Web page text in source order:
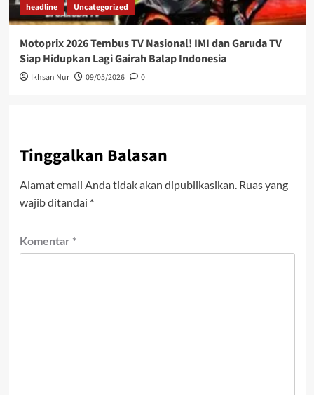
headline Uncategorized
Motoprix 2026 Tembus TV Nasional! IMI dan Garuda TV
Siap Hidupkan Lagi Gairah Balap Indonesia
Ikhsan Nur 09/05/2026 0
Tinggalkan Balasan
Alamat email Anda tidak akan dipublikasikan. Ruas yang
wajib ditandai *
Komentar *